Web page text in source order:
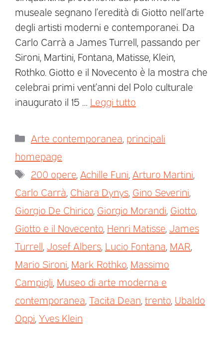
museale segnano l’eredità di Giotto nell’arte
degli artisti moderni e contemporanei. Da
Carlo Carrà a James Turrell, passando per
Sironi, Martini, Fontana, Matisse, Klein,
Rothko. Giotto e il Novecento è la mostra che
celebrai primi vent’anni del Polo culturale
inaugurato il 15 … Leggi tutto
Arte contemporanea principali
homepage
200 opere Achille Funi Arturo Martini
Carlo Carrà Chiara Dynys Gino Severini
Giorgio De Chirico Giorgio Morandi Giotto
Giotto e il Novecento Henri Matisse James
Turrell Josef Albers Lucio Fontana MAR
Mario Sironi Mark Rothko Massimo
Campigli Museo di arte moderna e
contemporanea Tacita Dean trento Ubaldo
Oppi Yves Klein